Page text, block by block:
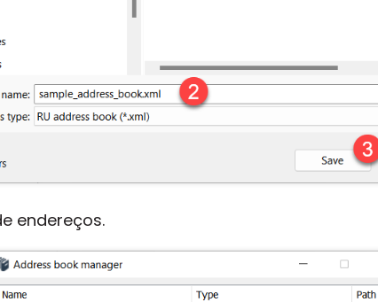
endereços.